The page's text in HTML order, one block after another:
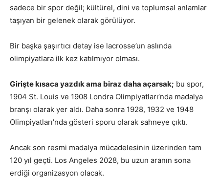
sadece bir spor değil; kültürel, dini ve toplumsal anlamlar
taşıyan bir gelenek olarak görülüyor.
Bir başka şaşırtıcı detay ise lacrosse’un aslında
olimpiyatlara ilk kez katılmıyor olması.
Girişte kısaca yazdık ama biraz daha açarsak; bu spor,
1904 St. Louis ve 1908 Londra Olimpiyatları’nda madalya
branşı olarak yer aldı. Daha sonra 1928, 1932 ve 1948
Olimpiyatları’nda gösteri sporu olarak sahneye çıktı.
Ancak son resmi madalya mücadelesinin üzerinden tam
120 yıl geçti. Los Angeles 2028, bu uzun aranın sona
erdiği organizasyon olacak.